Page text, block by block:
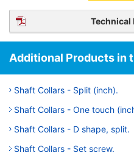
Technical
Additional Products in
Shaft Collars - Split (inch).
Shaft Collars - One touch
Shaft Collars - D shape, split.
Shaft Collars - Set screw.